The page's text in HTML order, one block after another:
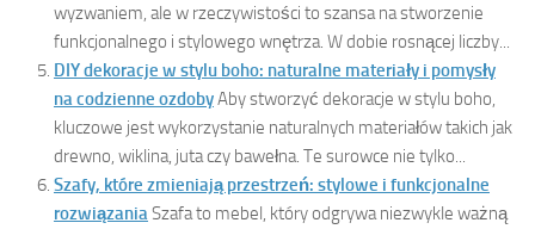
wyzwaniem, ale w rzeczywistości to szansa na stworzenie
funkcjonalnego i stylowego wnętrza. W dobie rosnącej liczby...
DIY dekoracje w stylu boho: naturalne materiały i pomysły
na codzienne ozdobyAby stworzyć dekoracje w stylu boho,
kluczowe jest wykorzystanie naturalnych materiałów takich jak
drewno, wiklina, juta czy bawełna. Te surowce nie tylko...
Szafy, które zmieniają przestrzeń: stylowe i funkcjonalne
rozwiązaniaSzafa to mebel, który odgrywa niezwykle ważną